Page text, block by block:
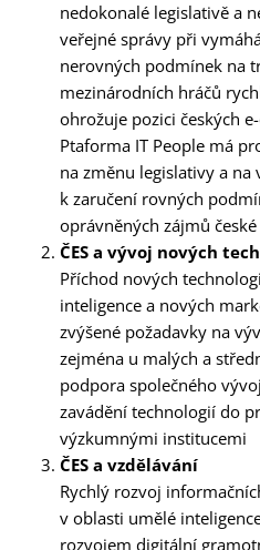
nedokonalé legislativě a
veřejné správy při
nerovných podmínek na
mezinárodních hráčů
ohrožuje pozici českých
Ptaforma IT People má
na změnu legislativy a
k zaručení rovných
oprávněných zájmů
ČES a vývoj nových
Příchod nových
inteligence a nových
zvýšené požadavky na
zejména u malých a
podpora společného
zavádění technologií do
výzkumnými institucemi
ČES a vzdělávání
Rychlý rozvoj
v oblasti umělé
rozvojem digitální